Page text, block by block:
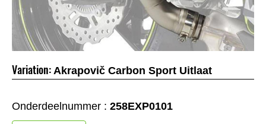
Variation: Akrapovič Carbon Sport Uitlaat
Onderdeelnummer : 258EXP0101